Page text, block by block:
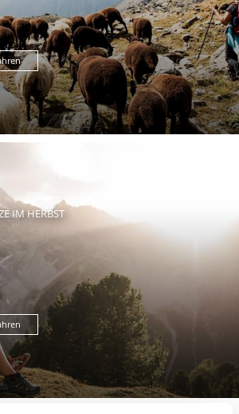
IM HERBST